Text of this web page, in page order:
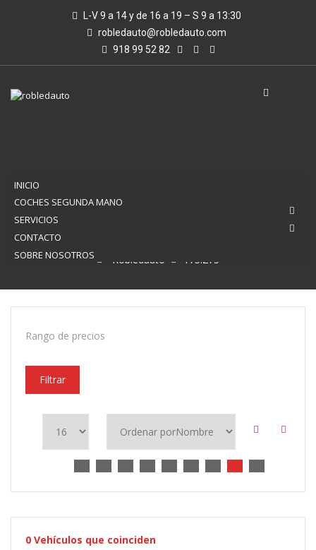
L-V 9 a 14 y de 16 a 19 – S 9 a 13:30
robledauto@robledauto.com
918 99 52 82
INICIO
COCHES SEGUNDA MANO
SERVICIOS
CONTACTO
SOBRE NOSOTROS
Robledauto 175.275
Rango de precios
Filtrar
0 Vehículos que coinciden